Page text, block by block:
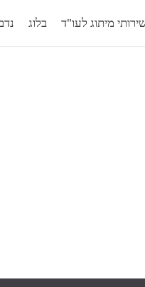
מיתוג לעו"ד בלוג